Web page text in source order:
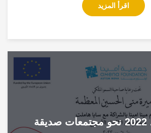
اقرأ المزيد
مؤتمر التوحد 2022 نحو مجتمعات صديقة